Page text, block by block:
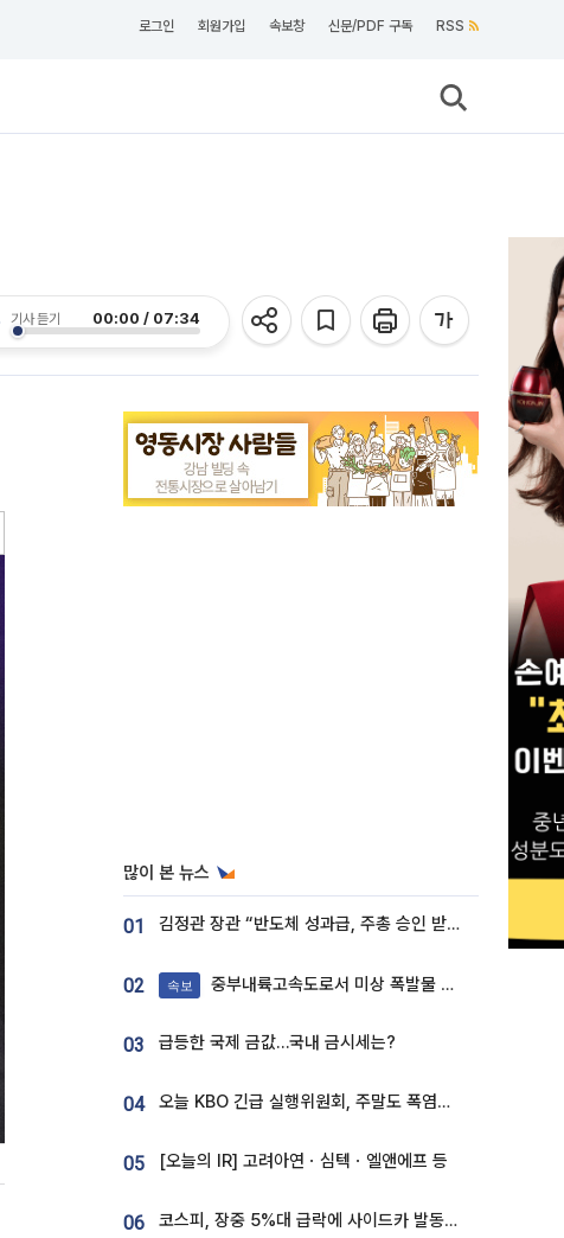
로그인 회원가입 속보창 신문/PDF 구독 RSS
기사 듣기 00:00 / 07:34
많이 본 뉴스
01 김정관 장관 “반도체 성과급, 주총 승인 받도록”…상법·자본시장법 개정 시사
02 속보 중부내륙고속도로서 미상 폭발물 발견
03 급등한 국제 금값…국내 금시세는?
04 오늘 KBO 긴급 실행위원회, 주말도 폭염취소 될까
05 [오늘의 IR] 고려아연ㆍ심텍ㆍ엘앤에프 등
06 코스피, 장중 5%대 급락에 사이드카 발동…삼성·SK 동반 폭락